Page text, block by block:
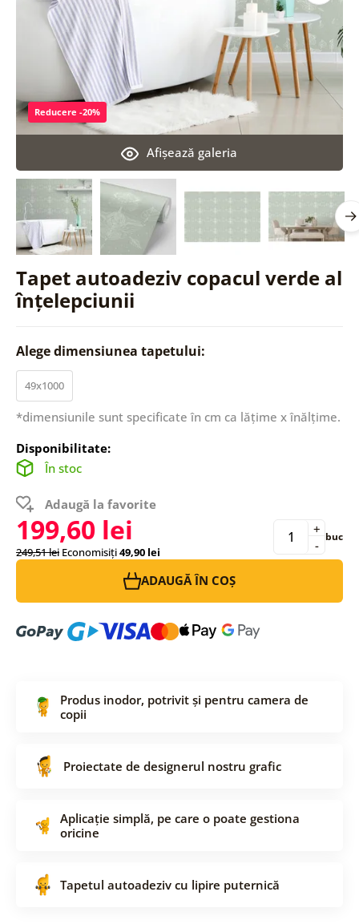
Tapet autoadeziv copacul verde al
înțelepciunii
Afişează galeria
Reducere -20%
Alege dimensiunea tapetului:
49x1000
*dimensiunile sunt specificate în cm ca lățime x înălțime.
Disponibilitate:
În stoc
Adaugă la favorite
199,60 lei
249,51 lei Economisiți49,90 lei -
+ buc
ADAUGĂ ÎN COȘ
Produs inodor, potrivit și pentru camera de
copii
Proiectate de designerul nostru grafic
Aplicație simplă, pe care o poate gestiona
oricine
Tapetul autoadeziv cu lipire puternică